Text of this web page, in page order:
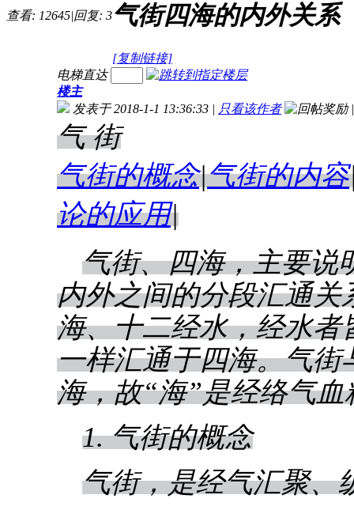
查看: 12645|回复: 3气街四海的内外关系
[复制链接]
电梯直达
楼主
发表于 2018-1-1 13:36:33 | 只看该作者 |
气 街
气街的概念|气街的内容
论的应用|
气街、四海，主要说
内外之间的分段汇通关
海、十二经水，经水者
一样汇通于四海。气街
海，故“海”是经络气
1. 气街的概念
气街，是经气汇聚、